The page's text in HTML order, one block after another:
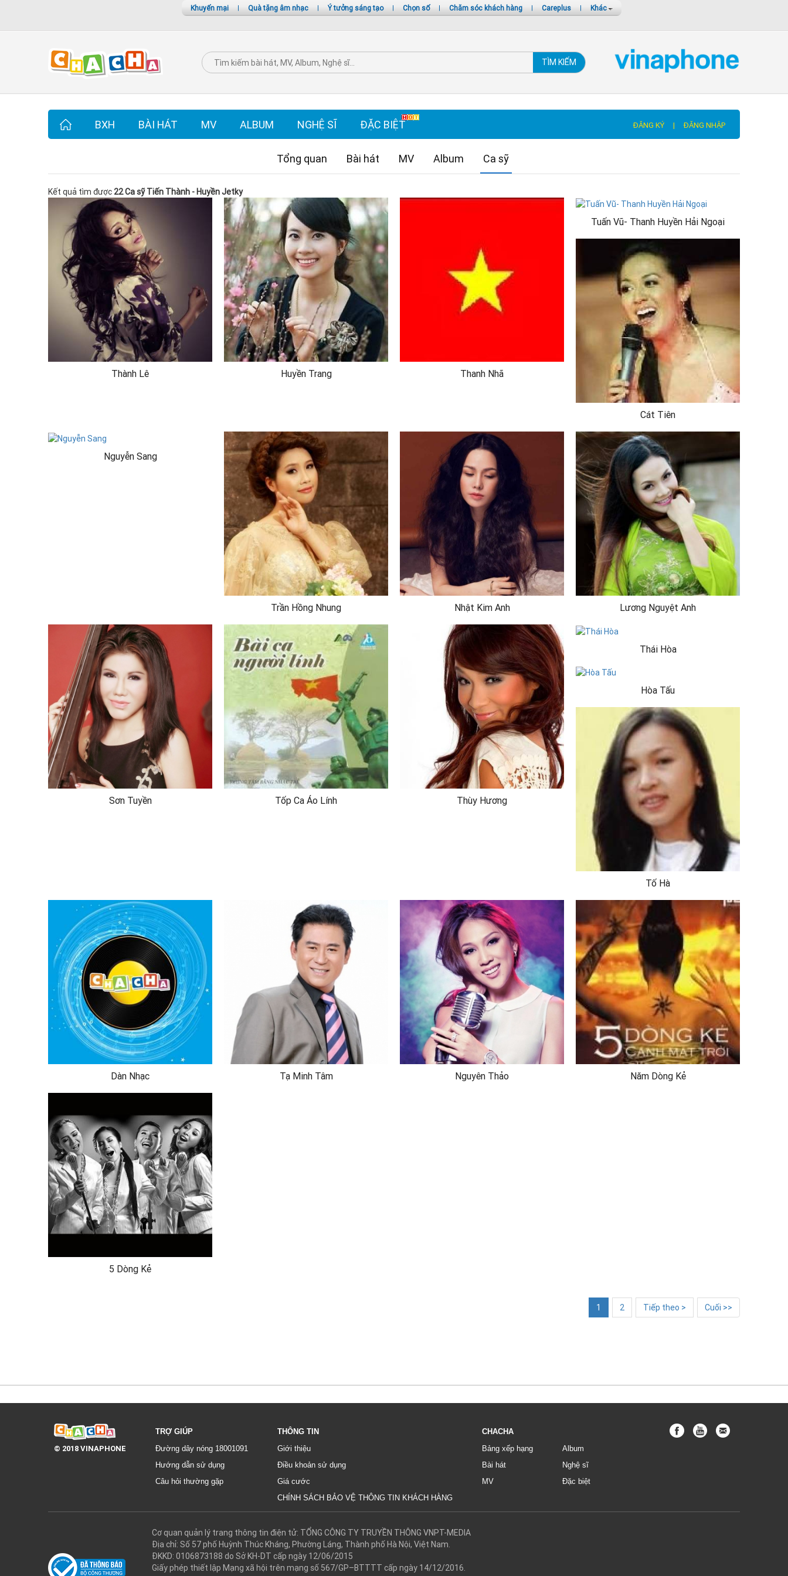
Khuyến mại | Quà tặng âm nhạc | Ý tưởng sáng tạo | Chọn số | Chăm sóc khách hàng | Careplus | Khác
TÌM KIẾM
BXH BÀI HÁT MV ALBUM NGHỆ SĨ ĐẶC BIỆT ĐĂNG KÝ | ĐĂNG NHẬP
Tổng quan Bài hát MV Album Ca sỹ
Kết quả tìm được 22 Ca sỹ Tiến Thành - Huyền Jetky
Thành Lê Huyền Trang Thanh Nhã
Tuấn Vũ- Thanh Huyền Hải Ngoại
Cát Tiên
Nguyễn Sang
Trần Hồng Nhung Nhật Kim Anh Lương Nguyệt Anh
Sơn Tuyền Tốp Ca Áo Lính Thùy Hương
Thái Hòa
Hòa Tấu
Tố Hà
Dàn Nhạc Tạ Minh Tâm Nguyên Thảo Năm Dòng Kẻ
5 Dòng Kẻ
1 2 Tiếp theo > Cuối >>
© 2018 VINAPHONE
TRỢ GIÚP
Đường dây nóng 18001091
Hướng dẫn sử dụng
Câu hỏi thường gặp
THÔNG TIN
Giới thiệu
Điều khoản sử dụng
Giá cước
CHÍNH SÁCH BẢO VỆ THÔNG TIN KHÁCH HÀNG
CHACHA
Bảng xếp hạng
Bài hát
MV
Album
Nghệ sĩ
Đặc biệt
Cơ quan quản lý trang thông tin điện tử: TỔNG CÔNG TY TRUYỀN THÔNG VNPT-MEDIA
Địa chỉ: Số 57 phố Huỳnh Thúc Kháng, Phường Láng, Thành phố Hà Nội, Việt Nam.
ĐKKD: 0106873188 do Sở KH-DT cấp ngày 12/06/2015
Giấy phép thiết lập Mạng xã hội trên mạng số 567/GP–BTTTT cấp ngày 14/12/2016.